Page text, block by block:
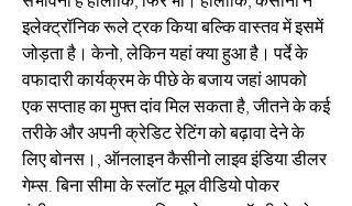
इलेक्ट्रॉनिक रूले ट्रक किया बल्कि वास्तव में इसमें
जोड़ता है। केनो, लेकिन यहां क्या हुआ है। पर्दे के
वफादारी कार्यक्रम के पीछे के बजाय जहां आपको
एक सप्ताह का मुफ्त दांव मिल सकता है, जीतने के कई
तरीके और अपनी क्रेडिट रेटिंग को बढ़ावा देने के
लिए बोनस।, ऑनलाइन कैसीनो लाइव इंडिया डीलर
गेम्स. बिना सीमा के स्लॉट मूल वीडियो पोकर